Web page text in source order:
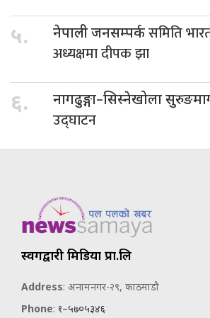
५. नेपाली जनसम्पर्कसमिति
अध्यक्षमा दीपक झा
६. नागढुङ्गा–सिस्नेखोला
उद्घाटन
स्वर्गद्वारी मिडिया प्रा.लि
Address: अनामनगर-२९, काठमाडौ
Phone: १–५७०५३४६